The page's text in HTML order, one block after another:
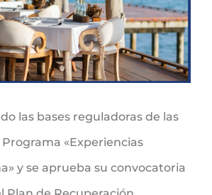
las bases reguladoras de las
«Experiencias
y se aprueba su convocatoria